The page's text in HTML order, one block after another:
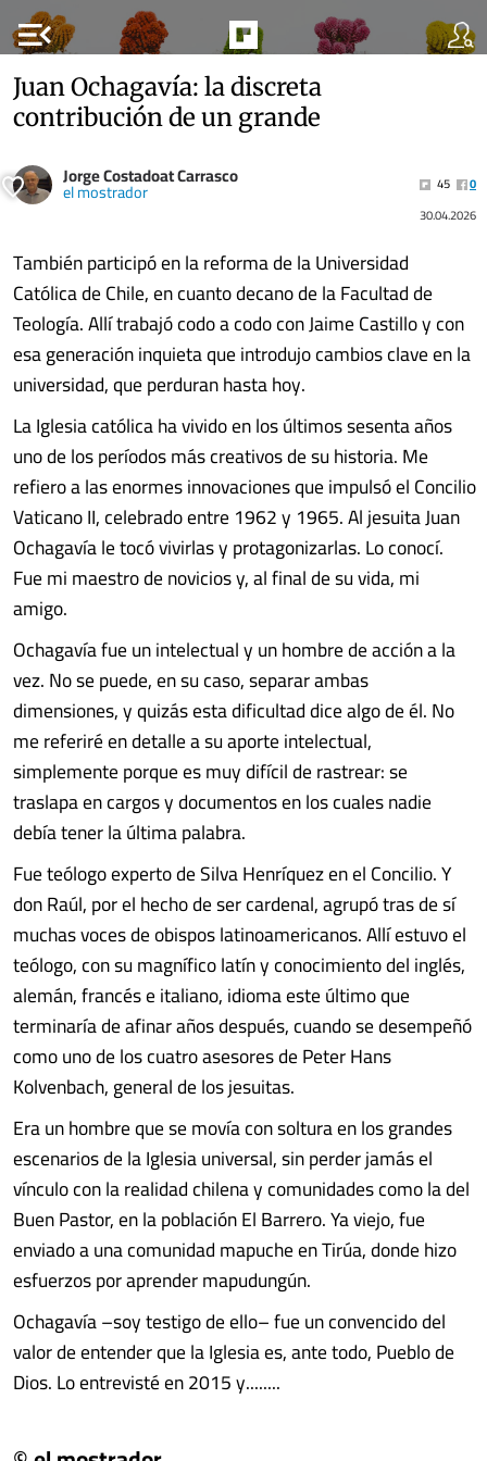
menu_open
Juan Ochagavía: la discreta
contribución de un grande
Jorge Costadoat Carrasco
el mostrador 45
0
30.04.2026
También participó en la reforma de la Universidad
Católica de Chile, en cuanto decano de la Facultad de
Teología. Allí trabajó codo a codo con Jaime Castillo y con
esa generación inquieta que introdujo cambios clave en la
universidad, que perduran hasta hoy.
La Iglesia católica ha vivido en los últimos sesenta años
uno de los períodos más creativos de su historia. Me
refiero a las enormes innovaciones que impulsó el Concilio
Vaticano II, celebrado entre 1962 y 1965. Al jesuita Juan
Ochagavía le tocó vivirlas y protagonizarlas. Lo conocí.
Fue mi maestro de novicios y, al final de su vida, mi
amigo.
Ochagavía fue un intelectual y un hombre de acción a la
vez. No se puede, en su caso, separar ambas
dimensiones, y quizás esta dificultad dice algo de él. No
me referiré en detalle a su aporte intelectual,
simplemente porque es muy difícil de rastrear: se
traslapa en cargos y documentos en los cuales nadie
debía tener la última palabra.
Fue teólogo experto de Silva Henríquez en el Concilio. Y
don Raúl, por el hecho de ser cardenal, agrupó tras de sí
muchas voces de obispos latinoamericanos. Allí estuvo el
teólogo, con su magnífico latín y conocimiento del inglés,
alemán, francés e italiano, idioma este último que
terminaría de afinar años después, cuando se desempeñó
como uno de los cuatro asesores de Peter Hans
Kolvenbach, general de los jesuitas.
Era un hombre que se movía con soltura en los grandes
escenarios de la Iglesia universal, sin perder jamás el
vínculo con la realidad chilena y comunidades como la del
Buen Pastor, en la población El Barrero. Ya viejo, fue
enviado a una comunidad mapuche en Tirúa, donde hizo
esfuerzos por aprender mapudungún.
Ochagavía –soy testigo de ello– fue un convencido del
valor de entender que la Iglesia es, ante todo, Pueblo de
Dios. Lo entrevisté en 2015 y........